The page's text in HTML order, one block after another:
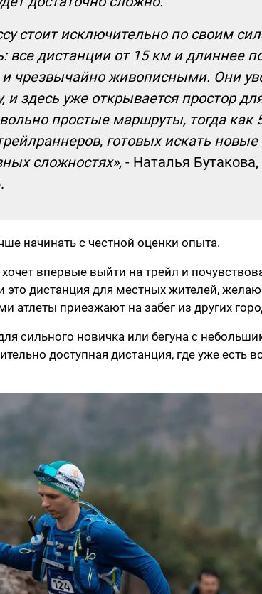
стоит исключительно по своим
все дистанции от 15 км и длиннее
чрезвычайно живописными. Они
и здесь уже открывается простор
простые маршруты, тогда как
готовых искать новые
сложностях», - Наталья
начинать с честной оценки опыта.
впервые выйти на трейл и
это дистанция для местных жителей,
атлеты приезжают на забег из других
сильного новичка или бегуна с
доступная дистанция, где уже есть